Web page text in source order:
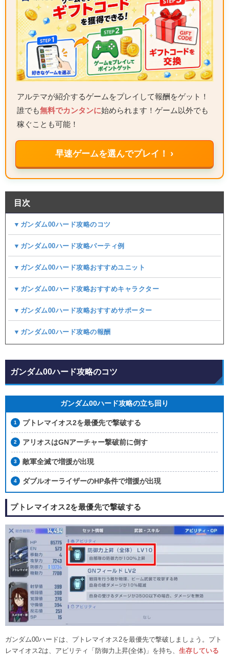
アルテマが紹介するゲームをプレイして報酬をゲット！
誰でも無料でカンタンに始められます！ゲーム以外でも
稼ぐことも可能！
早速ゲームを選んでプレイ！ ›
目次
▼ガンダム00ハード攻略のコツ
▼ガンダム00ハード攻略パーティ例
▼ガンダム00ハード攻略おすすめユニット
▼ガンダム00ハード攻略おすすめキャラクター
▼ガンダム00ハード攻略おすすめサポーター
▼ガンダム00ハード攻略の報酬
ガンダム00ハード攻略のコツ
ガンダム00ハード攻略の立ち回り
プトレマイオス2を最優先で撃破する
アリオスはGNアーチャー撃破前に倒す
敵軍全滅で増援が出現
ダブルオーライザーのHP条件で増援が出現
プトレマイオス2を最優先で撃破する
ガンダム00ハードは、プトレマイオス2を最優先で撃破しましょう。プト
レマイオス2は、アビリティ「防御力上昇(全体)」を持ち、 生存している